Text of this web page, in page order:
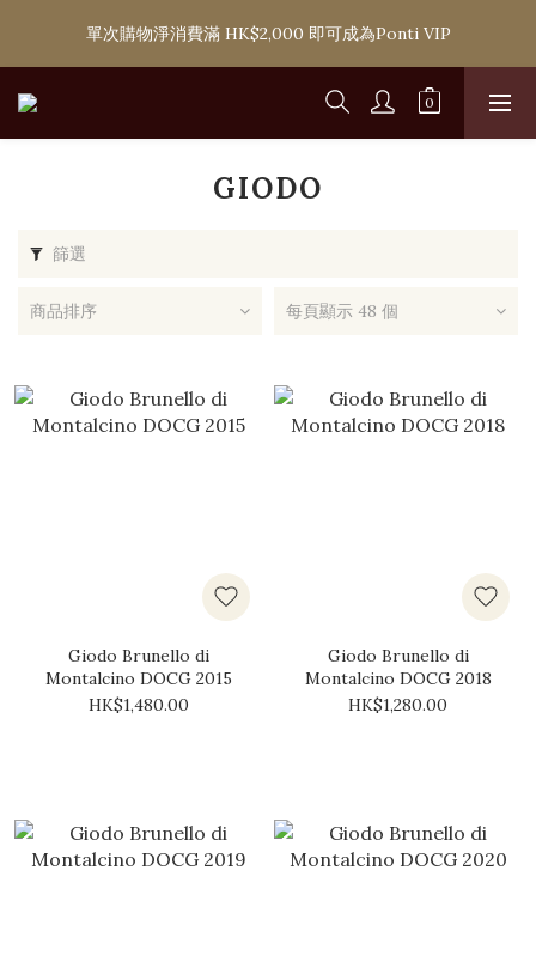
購滿 HK$1,800 即可享香港本地免費送貨服務，或選擇於6間分店
免費自取
單次購物淨消費滿 HK$2,000 即可成為Ponti VIP
購滿 HK$1,800 即可享香港本地免費送貨服務，或選擇於6間分店
GIODO
篩選
商品排序 每頁顯示 48 個
Giodo Brunello di
Montalcino DOCG 2015
HK$1,480.00
Giodo Brunello di
Montalcino DOCG 2018
HK$1,280.00